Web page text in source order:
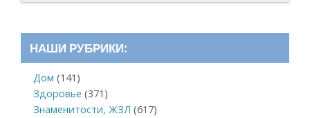
НАШИ РУБРИКИ:
Дом (141)
Здоровье (371)
Знаменитости, ЖЗЛ (617)